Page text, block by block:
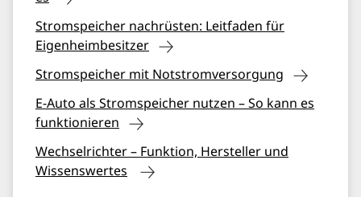
Stromspeicher nachrüsten: Leitfaden für
Eigenheimbesitzer
Stromspeicher mit Notstromversorgung
E-Auto als Stromspeicher nutzen – So kann es
funktionieren
Wechselrichter – Funktion, Hersteller und
Wissenswertes